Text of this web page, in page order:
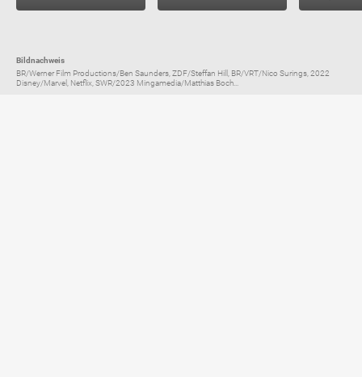
Bildnachweis
BR/Werner Film Productions/Ben Saunders, ZDF/Steffan Hill, BR/VRT/Nico Surings, 2022
Disney/Marvel, Netflix, SWR/2023 Mingamedia/Matthias Boch...